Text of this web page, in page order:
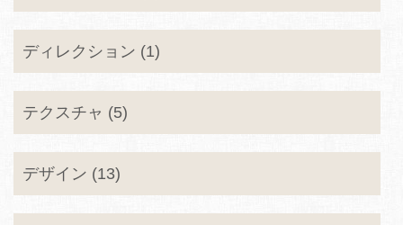
ディレクション (1)
テクスチャ (5)
デザイン (13)